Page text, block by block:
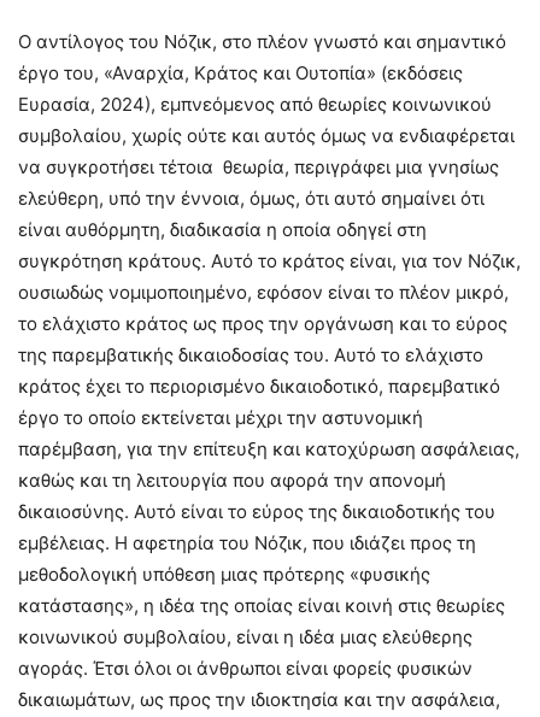
Ο αντίλογος του Νόζικ, στο πλέον γνωστό και σημαντικό
έργο του, «Αναρχία, Κράτος και Ουτοπία» (εκδόσεις
Ευρασία, 2024), εμπνεόμενος από θεωρίες κοινωνικού
συμβολαίου, χωρίς ούτε και αυτός όμως να ενδιαφέρεται
να συγκροτήσει τέτοια θεωρία, περιγράφει μια γνησίως
ελεύθερη, υπό την έννοια, όμως, ότι αυτό σημαίνει ότι
είναι αυθόρμητη, διαδικασία η οποία οδηγεί στη
συγκρότηση κράτους. Αυτό το κράτος είναι, για τον Νόζικ,
ουσιωδώς νομιμοποιημένο, εφόσον είναι το πλέον μικρό,
το ελάχιστο κράτος ως προς την οργάνωση και το εύρος
της παρεμβατικής δικαιοδοσίας του. Αυτό το ελάχιστο
κράτος έχει το περιορισμένο δικαιοδοτικό, παρεμβατικό
έργο το οποίο εκτείνεται μέχρι την αστυνομική
παρέμβαση, για την επίτευξη και κατοχύρωση ασφάλειας,
καθώς και τη λειτουργία που αφορά την απονομή
δικαιοσύνης. Αυτό είναι το εύρος της δικαιοδοτικής του
εμβέλειας. Η αφετηρία του Νόζικ, που ιδιάζει προς τη
μεθοδολογική υπόθεση μιας πρότερης «φυσικής
κατάστασης», η ιδέα της οποίας είναι κοινή στις θεωρίες
κοινωνικού συμβολαίου, είναι η ιδέα μιας ελεύθερης
αγοράς. Έτσι όλοι οι άνθρωποι είναι φορείς φυσικών
δικαιωμάτων, ως προς την ιδιοκτησία και την ασφάλεια,